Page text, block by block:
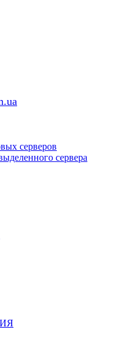
серверов
сервера